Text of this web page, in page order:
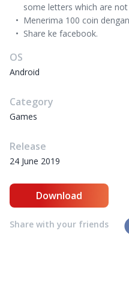
some letters which are
Menerima 100 coin
Share ke facebook.
OS
Android
Category
Games
Release
24 June 2019
Download
Share with your friends